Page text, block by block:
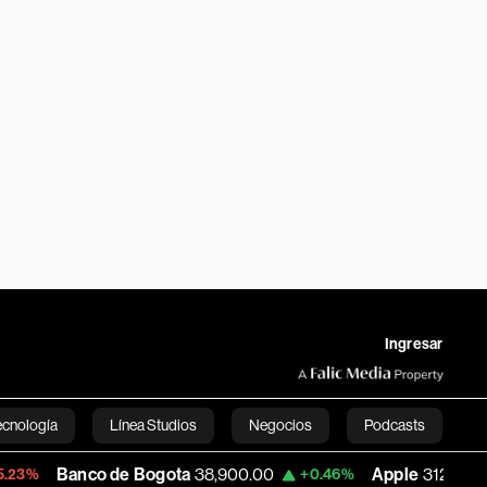
Ingresar
Línea Studios Negocios Podcasts
English
de Bogota 38,900.00 +0.46% Apple 312.53 +0.51%